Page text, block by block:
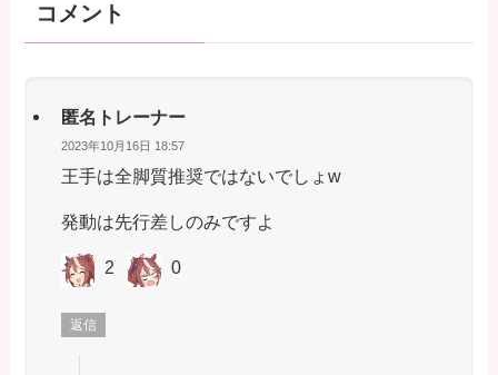
コメント
匿名トレーナー
2023年10月16日 18:57
王手は全脚質推奨ではないでしょw
発動は先行差しのみですよ
2 0
返信